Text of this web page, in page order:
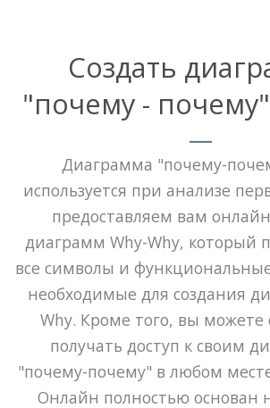
Создать
"почему -
Диаграмма "почему-
используется при анализе
предоставляем вам
диаграмм Why-Why, который
все символы и
необходимые для создания
Why. Кроме того, вы можете
получать доступ к своим
"почему-почему" в любом
Онлайн полностью основан